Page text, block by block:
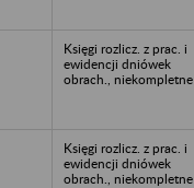
Księgi rozlicz. z prac. i
ewidencji dniówek
obrach., niekompletne
Księgi rozlicz. z prac. i
ewidencji dniówek
obrach., niekompletne